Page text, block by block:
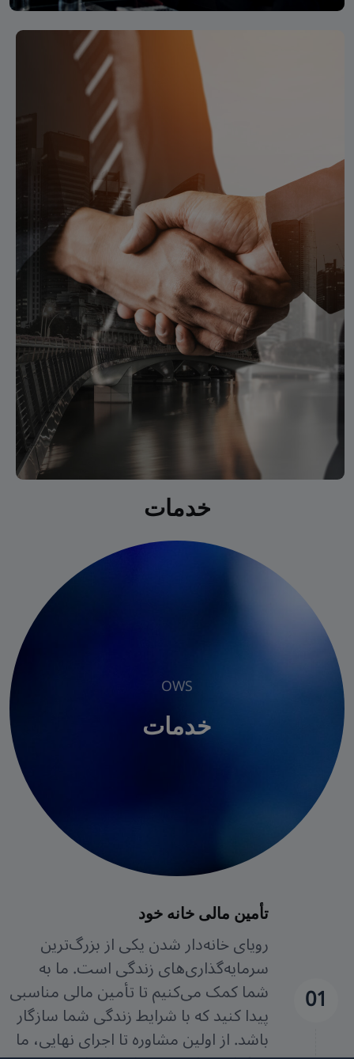
خدمات
OWS
خدمات
01
تأمین مالی خانه خود
رویای خانه‌دار شدن یکی از بزرگ‌ترین
سرمایه‌گذاری‌های زندگی است. ما به
شما کمک می‌کنیم تا تأمین مالی مناسبی
پیدا کنید که با شرایط زندگی شما سازگار
باشد. از اولین مشاوره تا اجرای نهایی، ما